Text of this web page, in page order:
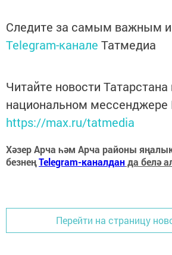
Следите за самым важным
Telegram-канале Татмедиа
Читайте новости Татарстана
национальном мессенджере
https://max.ru/tatmedia
Хәзер Арча һәм Арча районы
безнеңTelegram-каналданда белә
Перейти на страницу